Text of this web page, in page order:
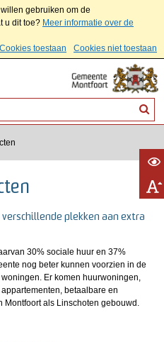
gebruiken om de
u dit toe? Meer informatie over de
Cookies toestaan
Cookies niet toestaan
plekken aan extra
30% sociale huur en 37%
nog beter kunnen voorzien in de
Er komen huurwoningen,
betaalbare en
Montfoort als Linschoten gebouwd.